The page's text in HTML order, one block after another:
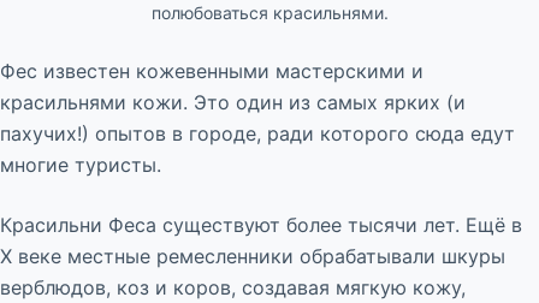
полюбоваться красильнями.
Фес известен кожевенными мастерскими и
красильнями кожи. Это один из самых ярких (и
пахучих!) опытов в городе, ради которого сюда едут
многие туристы.
Красильни Феса существуют более тысячи лет. Ещё в
X веке местные ремесленники обрабатывали шкуры
верблюдов, коз и коров, создавая мягкую кожу,